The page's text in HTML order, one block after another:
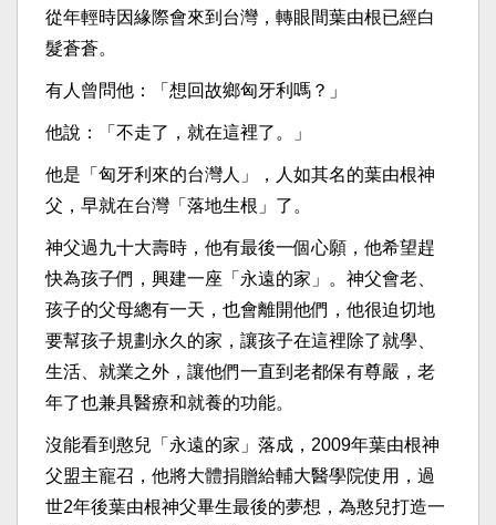
從年輕時因緣際會來到台灣，轉眼間葉由根已經白
髮蒼蒼。
有人曾問他：「想回故鄉匈牙利嗎？」
他說：「不走了，就在這裡了。」
他是「匈牙利來的台灣人」，人如其名的葉由根神
父，早就在台灣「落地生根」了。
神父過九十大壽時，他有最後一個心願，他希望趕
快為孩子們，興建一座「永遠的家」。神父會老、
孩子的父母總有一天，也會離開他們，他很迫切地
要幫孩子規劃永久的家，讓孩子在這裡除了就學、
生活、就業之外，讓他們一直到老都保有尊嚴，老
年了也兼具醫療和就養的功能。
沒能看到憨兒「永遠的家」落成，2009年葉由根神
父盟主寵召，他將大體捐贈給輔大醫學院使用，過
世2年後葉由根神父畢生最後的夢想，為憨兒打造一